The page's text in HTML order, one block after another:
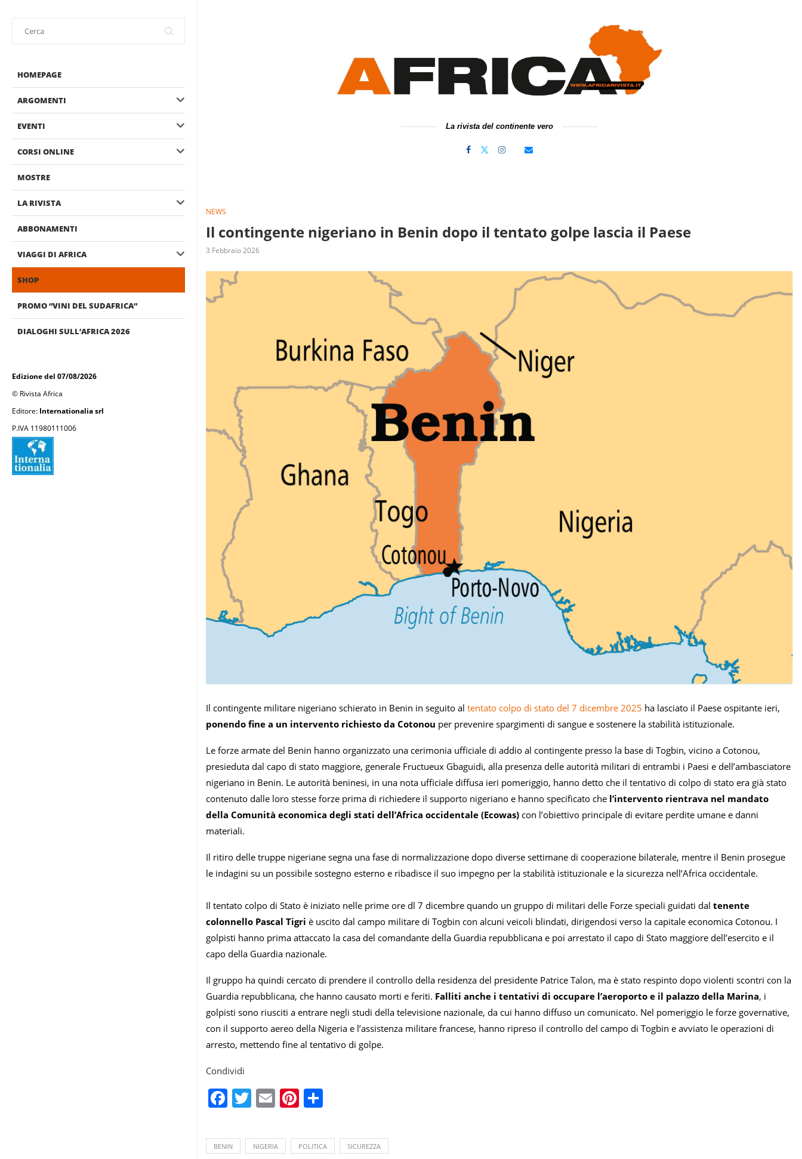
HOMEPAGE
ARGOMENTI
EVENTI
CORSI ONLINE
MOSTRE
LA RIVISTA
ABBONAMENTI
VIAGGI DI AFRICA
SHOP
PROMO “VINI DEL SUDAFRICA”
DIALOGHI SULL’AFRICA 2026
Edizione del 07/08/2026
© Rivista Africa
Editore: Internationalia srl
P.IVA 11980111006
La rivista del continente vero
NEWS
Il contingente nigeriano in Benin dopo il tentato golpe lascia il Paese
3 Febbraio 2026
Il contingente militare nigeriano schierato in Benin in seguito al tentato colpo di stato del 7 dicembre 2025 ha lasciato il Paese ospitante ieri,
ponendo fine a un intervento richiesto da Cotonou per prevenire spargimenti di sangue e sostenere la stabilità istituzionale.
Le forze armate del Benin hanno organizzato una cerimonia ufficiale di addio al contingente presso la base di Togbin, vicino a Cotonou,
presieduta dal capo di stato maggiore, generale Fructueux Gbaguidi, alla presenza delle autorità militari di entrambi i Paesi e dell’ambasciatore
nigeriano in Benin. Le autorità beninesi, in una nota ufficiale diffusa ieri pomeriggio, hanno detto che il tentativo di colpo di stato era già stato
contenuto dalle loro stesse forze prima di richiedere il supporto nigeriano e hanno specificato che l’intervento rientrava nel mandato
della Comunità economica degli stati dell’Africa occidentale (Ecowas) con l’obiettivo principale di evitare perdite umane e danni
materiali.
Il ritiro delle truppe nigeriane segna una fase di normalizzazione dopo diverse settimane di cooperazione bilaterale, mentre il Benin prosegue
le indagini su un possibile sostegno esterno e ribadisce il suo impegno per la stabilità istituzionale e la sicurezza nell’Africa occidentale.
Il tentato colpo di Stato è iniziato nelle prime ore dl 7 dicembre quando un gruppo di militari delle Forze speciali guidati dal tenente
colonnello Pascal Tigri è uscito dal campo militare di Togbin con alcuni veicoli blindati, dirigendosi verso la capitale economica Cotonou. I
golpisti hanno prima attaccato la casa del comandante della Guardia repubblicana e poi arrestato il capo di Stato maggiore dell’esercito e il
capo della Guardia nazionale.
Il gruppo ha quindi cercato di prendere il controllo della residenza del presidente Patrice Talon, ma è stato respinto dopo violenti scontri con la
Guardia repubblicana, che hanno causato morti e feriti. Falliti anche i tentativi di occupare l’aeroporto e il palazzo della Marina, i
golpisti sono riusciti a entrare negli studi della televisione nazionale, da cui hanno diffuso un comunicato. Nel pomeriggio le forze governative,
con il supporto aereo della Nigeria e l’assistenza militare francese, hanno ripreso il controllo del campo di Togbin e avviato le operazioni di
arresto, mettendo fine al tentativo di golpe.
Condividi
Facebook
Twitter
EmailPinterest
BENIN NIGERIA POLITICA SICUREZZA